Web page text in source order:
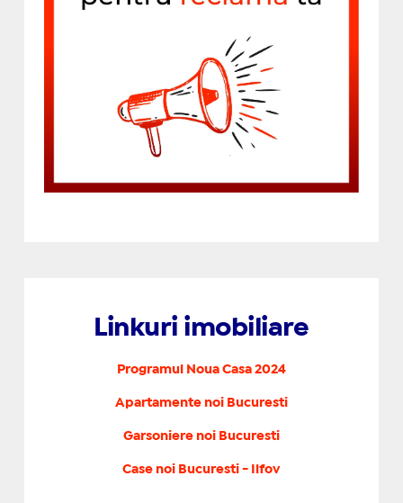
Linkuri imobiliare
Programul Noua Casa 2024
Apartamente noi Bucuresti
Garsoniere noi Bucuresti
Case noi Bucuresti - Ilfov